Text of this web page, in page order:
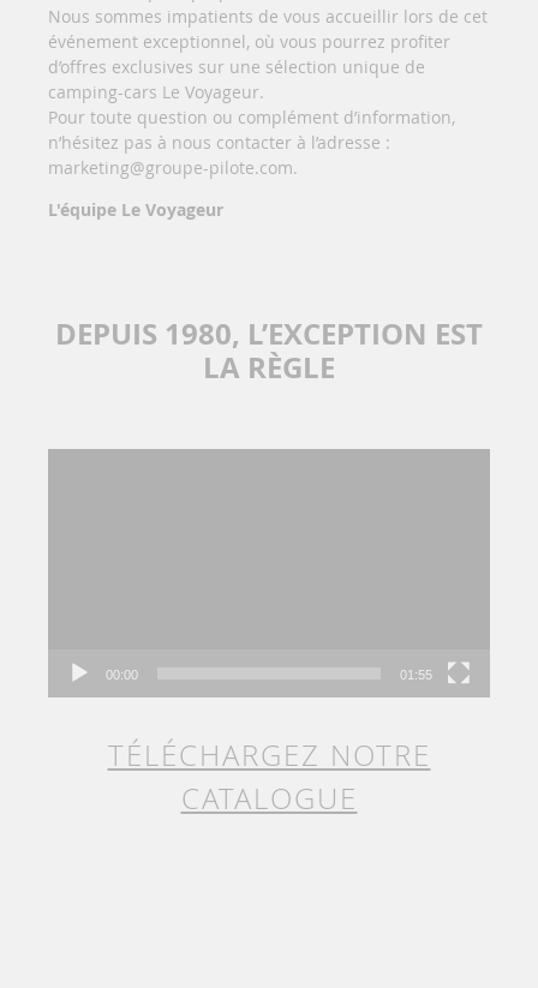
Nous sommes impatients de vous accueillir lors de cet
événement exceptionnel, où vous pourrez profiter
d’offres exclusives sur une sélection unique de
camping-cars Le Voyageur.
Pour toute question ou complément d’information,
n’hésitez pas à nous contacter à l’adresse :
marketing@groupe-pilote.com.
L'équipe Le Voyageur
DEPUIS 1980, L’EXCEPTION EST
LA RÈGLE
00:00 01:55
TÉLÉCHARGEZ NOTRE
CATALOGUE